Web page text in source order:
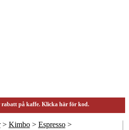
på kaffe. Klicka här för kod.
> Kimbo> Espresso>